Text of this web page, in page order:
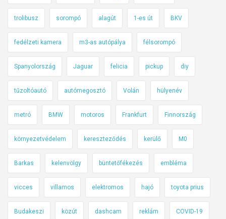
k
o
d
F
l
i
c
i
c
u
trolibusz sorompó alagút 1-es út BKV
fedélzeti kamera m3-as autópálya félsorompó
Spanyolország Jaguar felicia pickup diy
tűzoltóautó autómegosztó Volán hülyenév
metró BMW motoros Frankfurt Finnország
környezetvédelem kereszteződés kerülő M0
Barkas kelenvölgy büntetőfékezés embléma
vicces villamos elektromos hajó toyota prius
Budakeszi közút dashcam reklám COVID-19